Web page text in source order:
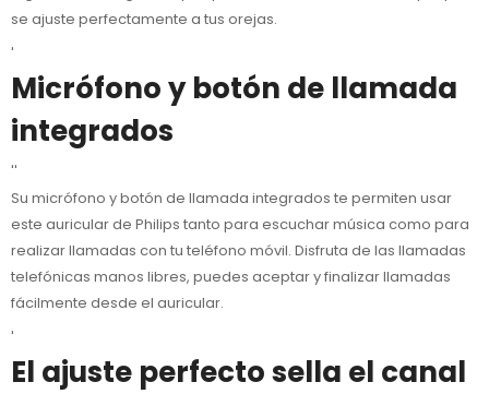
se ajuste perfectamente a tus orejas.
'
Micrófono y botón de llamada
integrados
''
Su micrófono y botón de llamada integrados te permiten usar
este auricular de Philips tanto para escuchar música como para
realizar llamadas con tu teléfono móvil. Disfruta de las llamadas
telefónicas manos libres, puedes aceptar y finalizar llamadas
fácilmente desde el auricular.
'
El ajuste perfecto sella el canal